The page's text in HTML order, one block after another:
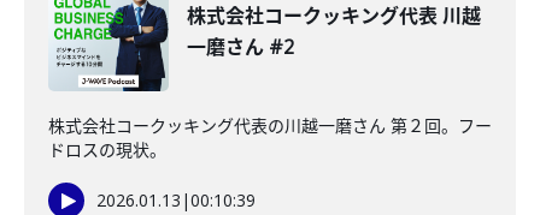
株式会社コークッキング代表 川越
一磨さん #2
株式会社コークッキング代表の川越一磨さん 第２回。フー
ドロスの現状。
2026.01.13 |00:10:39